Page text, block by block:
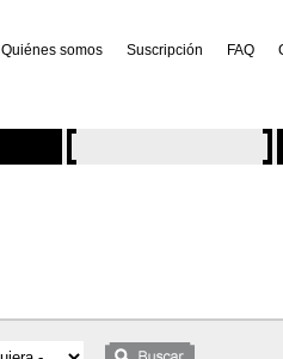
Quiénes somos Suscripción FAQ